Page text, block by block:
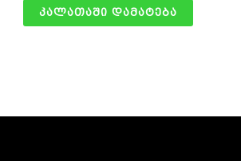
კალათაში დამატება